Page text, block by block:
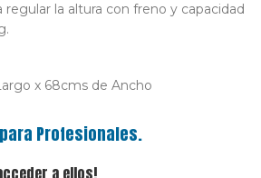
regular la altura con freno y capacidad
x 68cms de Ancho
Profesionales.